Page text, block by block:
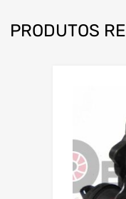
PRODUTOS